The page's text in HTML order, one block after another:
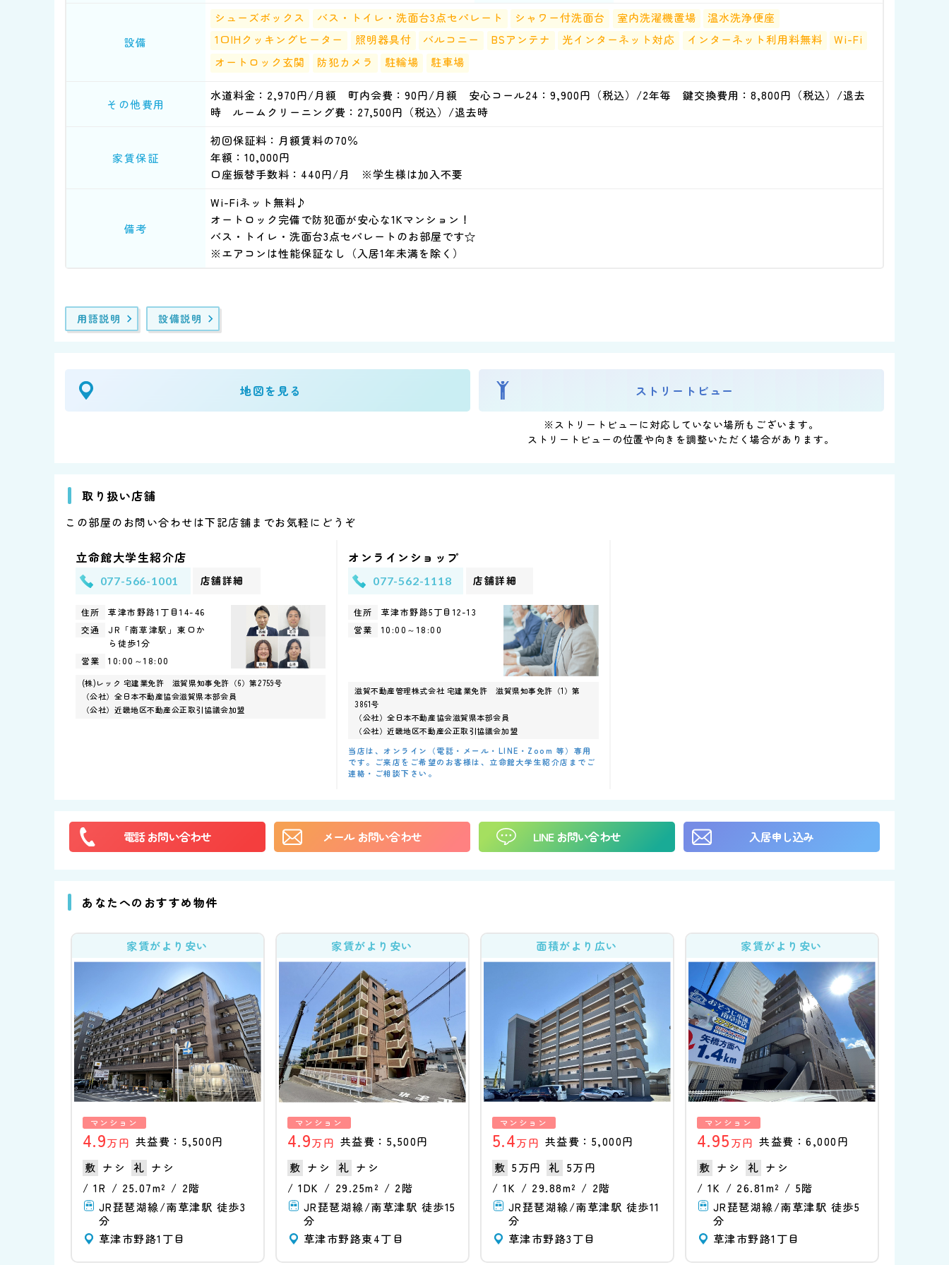
設備
シューズボックス バス・トイレ・洗面台3点セパレート シャワー付洗面台 室内洗濯機置場
温水洗浄便座
1口IHクッキングヒーター
照明器具付 バルコニー BSアンテナ 光インターネット対応 インターネット利用料無料
Wi-Fi
オートロック玄関
防犯カメラ 駐輪場 駐車場
その他費用
水道料金：2,970円/月額 町内会費：90円/月額 安心コール24：9,900円（税込）/2年毎 鍵交換費用：8,800円（税込）/退去
時 ルームクリーニング費：27,500円（税込）/退去時
家賃保証
初回保証料：月額賃料の70％
年額：10,000円
口座振替手数料：440円/月 ※学生様は加入不要
備考
Wi-Fiネット無料♪
オートロック完備で防犯面が安心な1Kマンション！
バス・トイレ・洗面台3点セパレートのお部屋です☆
※エアコンは性能保証なし（入居1年未満を除く）
用語説明 設備説明
地図を見る ストリートビュー
※ストリートビューに対応していない場所もございます。
ストリートビューの位置や向きを調整いただく場合があります。
取り扱い店舗
この部屋のお問い合わせは下記店舗までお気軽にどうぞ
立命館大学生紹介店
077-566-1001 店舗詳細
住所 草津市野路1丁目14-46
交通
JR「南草津駅」東口か
ら 徒歩1分
営業
10:00～18:00
(株)レック 宅建業免許 滋賀県知事免許（6）第2759号
（公社）全日本不動産協会滋賀県本部会員
（公社）近畿地区不動産公正取引協議会加盟
オンラインショップ
077-562-1118 店舗詳細
住所 草津市野路5丁目 12-13
営業
10:00～18:00
滋賀不動産管理株式会社 宅建業免許 滋賀県知事免許（1）第
3861号
（公社）全日本不動産協会滋賀県本部会員
（公社）近畿地区不動産公正取引協議会加盟
当店は、オンライン（電話・メール・LINE・Zoom 等）専用
です。ご来店をご希望のお客様は、立命館大学生紹介店までご
連絡・ご相談下さい。
電話お問い合わせ メールお問い合わせ LINEお問い合わせ 入居申し込み
あなたへのおすすめ物件
家賃がより安い
マンション
4.9万円 共益費：5,500円
ナシ
ナシ
1R
25.07m²
2階
JR琵琶湖線/南草津駅 徒歩3
分
草津市野路1丁目
家賃がより安い
マンション
4.9万円 共益費：5,500円
ナシ
ナシ
1DK
29.25m²
2階
JR琵琶湖線/南草津駅 徒歩15
分
草津市野路東4丁目
面積がより広い
マンション
5.4万円 共益費：5,000円
5万円
5万円
1K
29.88m²
2階
JR琵琶湖線/南草津駅 徒歩11
分
草津市野路3丁目
家賃がより安い
マンション
4.95万円 共益費：6,000円
ナシ
ナシ
1K
26.81m²
5階
JR琵琶湖線/南草津駅 徒歩5
分
草津市野路1丁目